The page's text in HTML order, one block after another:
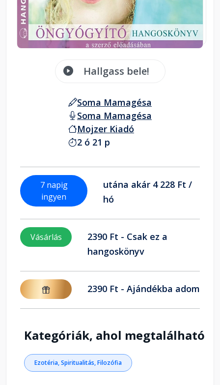
Hallgass bele!
Soma Mamagésa
Soma Mamagésa
Mojzer Kiadó
2 ó 21 p
7 napig
ingyen
utána akár 4 228 Ft /
hó
Vásárlás
2390 Ft - Csak ez a
hangoskönyv
2390 Ft - Ajándékba adom
Kategóriák, ahol megtalálható
Ezotéria, Spiritualitás, Filozófia